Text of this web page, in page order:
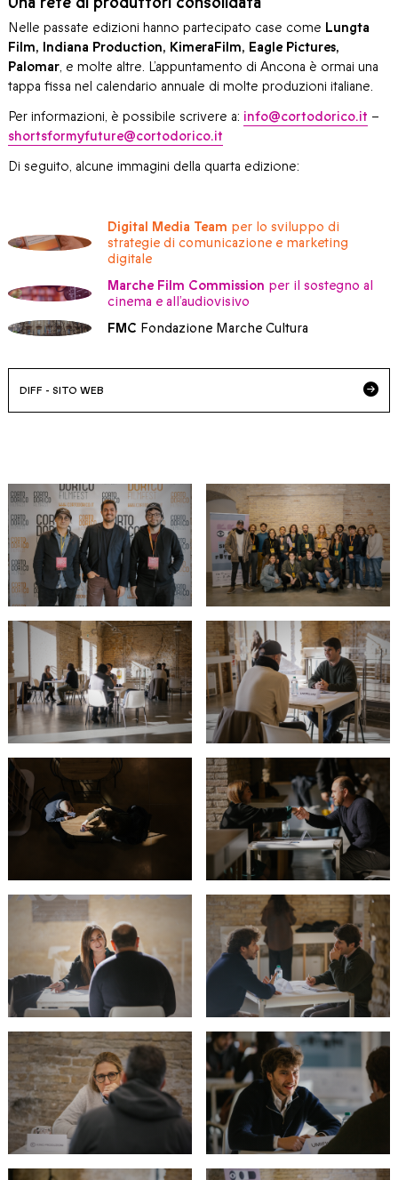
Nelle passate edizioni hanno partecipato case come Lungta
Film, Indiana Production, KimeraFilm, Eagle Pictures,
Palomar, e molte altre. L’appuntamento di Ancona è ormai una
tappa fissa nel calendario annuale di molte produzioni italiane.
Per informazioni, è possibile scrivere a: info@cortodorico.it –
shortsformyfuture@cortodorico.it
Di seguito, alcune immagini della quarta edizione:
Digital Media Team per lo sviluppo di
strategie di comunicazione e marketing
digitale
Marche Film Commission per il sostegno al
cinema e all’audiovisivo
FMC Fondazione Marche Cultura
DIFF - SITO WEB